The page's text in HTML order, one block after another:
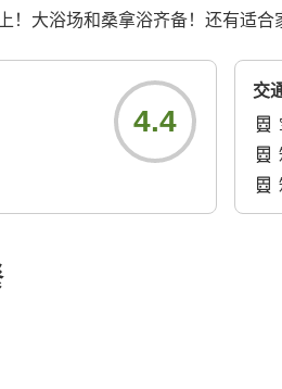
！大浴场和桑拿浴齐备！还有适合
4.4
交